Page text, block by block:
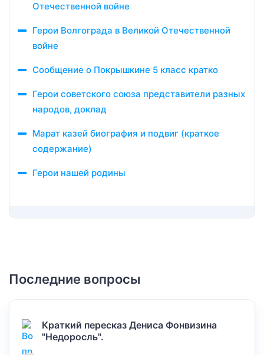
Отечественной войне
Герои Волгограда в Великой Отечественной
войне
Сообщение о Покрышкине 5 класс кратко
Герои советского союза представители разных
народов, доклад
Марат казей биография и подвиг (краткое
содержание)
Герои нашей родины
Последние вопросы
Краткий пересказ Дениса Фонвизина
"Недоросль".